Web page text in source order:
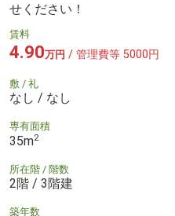
せください！
賃料
4.90万円 / 管理費等 5000円
敷 / 礼
なし / なし
専有面積
35m2
所在階 / 階数
2階 / 3階建
築年数